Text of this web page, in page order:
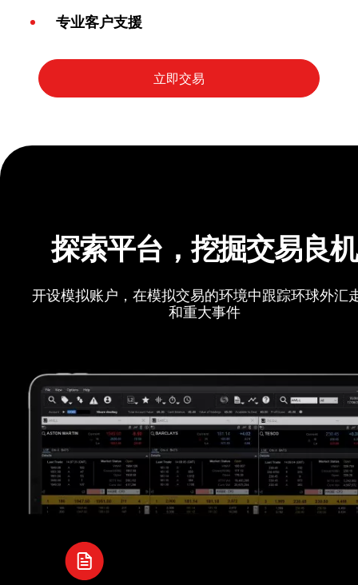
专业客户支援
探索平台，挖掘交易良机
开设模拟账户，在模拟交易的环境中跟踪环球外汇
和重大事件